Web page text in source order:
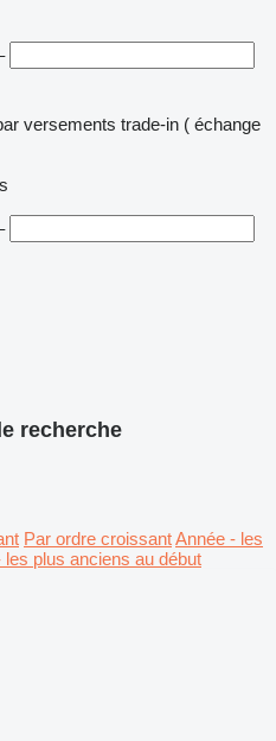
versements trade-in ( échange
recherche
Par ordre croissantAnnée - les
les plus anciens au début